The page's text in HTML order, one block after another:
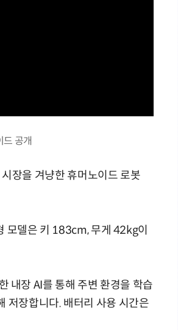
공개
장을 겨냥한 휴머노이드 로봇
모델은 키 183cm, 무게 42kg이
내장 AI를 통해 주변 환경을 학습
저장합니다. 배터리 사용 시간은